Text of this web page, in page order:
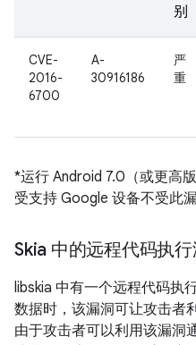
别
CVE-
2016-
6700
A-
30916186
严
重
*运行 Android 7.0（或更高
受支持 Google 设备不受此漏
Skia 中的远程代码执
libskia 中有一个远程代码执
数据时，该漏洞可让攻击者
由于攻击者可以利用该漏洞